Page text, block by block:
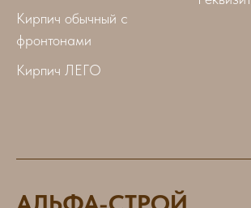
Кирпич обычный с
фронтонами
Кирпич ЛЕГО